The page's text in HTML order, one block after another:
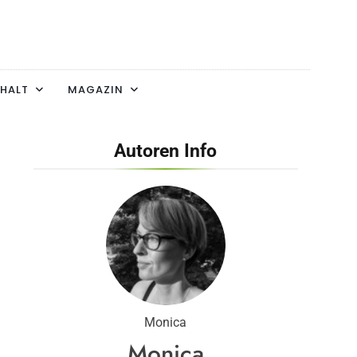
MAGAZIN
Autoren Info
Monica